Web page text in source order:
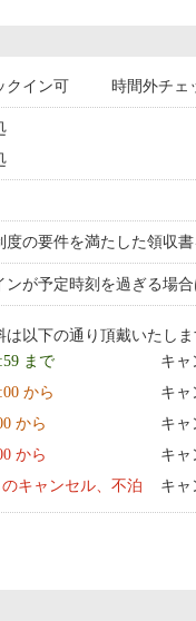
クイン可 時間外チェ
度の要件を満たした領収
ンが予定時刻を過ぎる場合
以下の通り頂戴いたしま
まで
キャ
00:00 から
キ
から
キ
から
キャ
キャンセル、不泊
キャ